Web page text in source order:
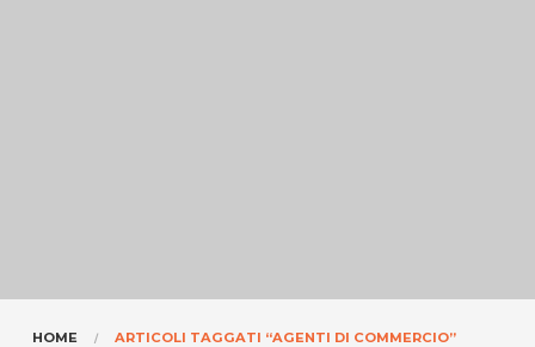
HOME ARTICOLI TAGGATI “AGENTI DI COMMERCIO”